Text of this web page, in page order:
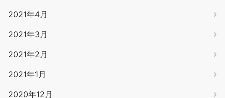
2021年4月
2021年3月
2021年2月
2021年1月
2020年12月